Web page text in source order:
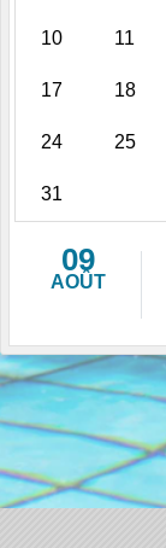
10 11
17 18
24 25
31
09
AOÛT